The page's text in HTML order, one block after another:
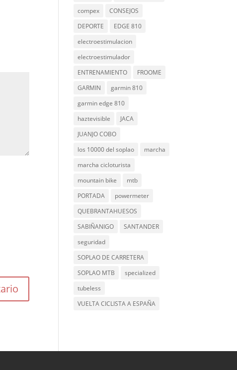
compex
CONSEJOS
DEPORTE
EDGE 810
electroestimulacion
electroestimulador
ENTRENAMIENTO
FROOME
GARMIN
garmin 810
garmin edge 810
haztevisible
JACA
JUANJO COBO
los 10000 del soplao
marcha
marcha cicloturista
mountain bike
mtb
PORTADA
powermeter
QUEBRANTAHUESOS
SABIÑANIGO
SANTANDER
seguridad
SOPLAO DE CARRETERA
SOPLAO MTB
specialized
tubeless
VUELTA CICLISTA A ESPAÑA